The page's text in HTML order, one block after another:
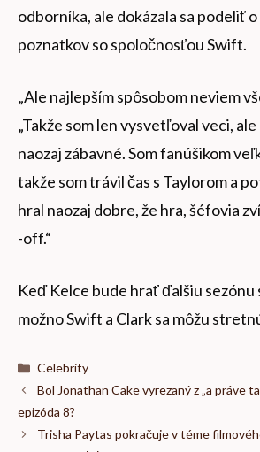
odborníka, ale dokázala sa podeliť
poznatkov so spoločnosťou Swift.
„Ale najlepším spôsobom neviem
„Takže som len vysvetľoval veci,
naozaj zábavné. Som fanúšikom
takže som trávil čas s Taylorom a
hral naozaj dobre, že hra, šéfovia
-off.“
Keď Kelce bude hrať ďalšiu sezónu
možno Swift a Clark sa môžu
Kategórie
Celebrity
Bol Jonathan Cake vyrezaný z „a práve
epizóda 8?
Trisha Paytas pokračuje v téme